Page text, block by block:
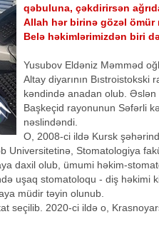
qəbuluna, çəkdirirsən
Allah hər birinə gözəl ömür
Belə həkimlərimizdən biri
Yusubov Eldəniz Məmməd
Altay diyarının Bıstroistokski
kəndində anadan olub. Əslən
Başkeçid rayonunun Səfərli
nəslindəndi.
O, 2008-ci ildə Kursk
Universitetinə, Stomatologiya
daxil olub, ümumi həkim-
uşaq stomatoloqu - diş həkimi
müdir təyin olunub.
seçilib. 2020-ci ildə o,